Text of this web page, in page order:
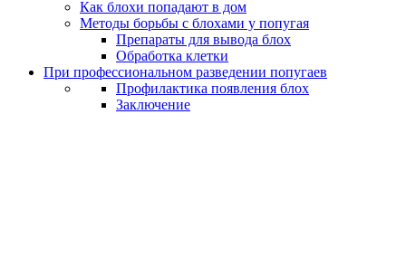
Как блохи попадают в дом
Методы борьбы с блохами у попугая
Препараты для вывода блох
Обработка клетки
При профессиональном разведении попугаев
Профилактика появления блох
Заключение